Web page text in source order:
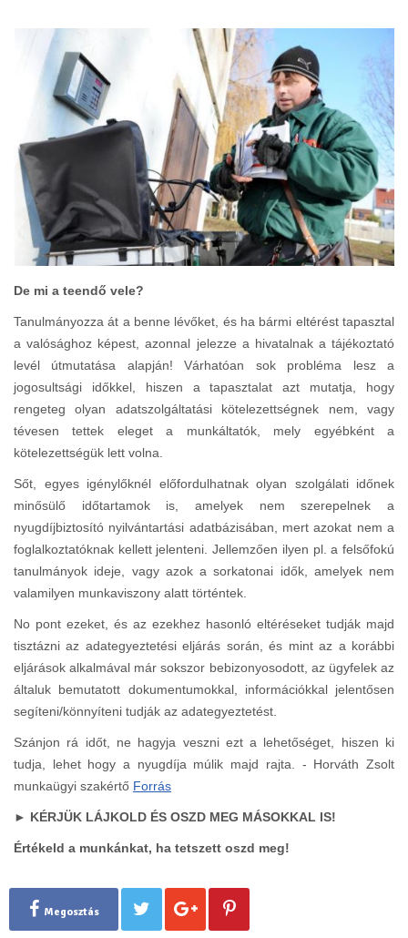
De mi a teendő vele?
Tanulmányozza át a benne lévőket, és ha bármi eltérést tapasztal
a valósághoz képest, azonnal jelezze a hivatalnak a tájékoztató
levél útmutatása alapján! Várhatóan sok probléma lesz a
jogosultsági időkkel, hiszen a tapasztalat azt mutatja, hogy
rengeteg olyan adatszolgáltatási kötelezettségnek nem, vagy
tévesen tettek eleget a munkáltatók, mely egyébként a
kötelezettségük lett volna.
Sőt, egyes igénylőknél előfordulhatnak olyan szolgálati időnek
minősülő időtartamok is, amelyek nem szerepelnek a
nyugdíjbiztosító nyilvántartási adatbázisában, mert azokat nem a
foglalkoztatóknak kellett jelenteni. Jellemzően ilyen pl. a felsőfokú
tanulmányok ideje, vagy azok a sorkatonai idők, amelyek nem
valamilyen munkaviszony alatt történtek.
No pont ezeket, és az ezekhez hasonló eltéréseket tudják majd
tisztázni az adategyeztetési eljárás során, és mint az a korábbi
eljárások alkalmával már sokszor bebizonyosodott, az ügyfelek az
általuk bemutatott dokumentumokkal, információkkal jelentősen
segíteni/könnyíteni tudják az adategyeztetést.
Szánjon rá időt, ne hagyja veszni ezt a lehetőséget, hiszen ki
tudja, lehet hogy a nyugdíja múlik majd rajta. - Horváth Zsolt
munkaügyi szakértő Forrás
► KÉRJÜK LÁJKOLD ÉS OSZD MEG MÁSOKKAL IS!
Értékeld a munkánkat, ha tetszett oszd meg!
Megosztás